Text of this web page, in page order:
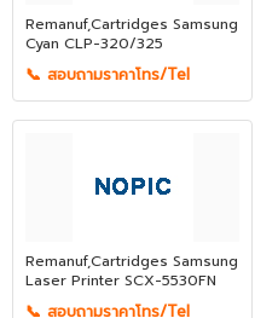
Remanuf,Cartridges Samsung
Cyan CLP-320/325
📞 สอบถามราคาโทร/Tel
Remanuf,Cartridges Samsung
Laser Printer SCX-5530FN
📞 สอบถามราคาโทร/Tel